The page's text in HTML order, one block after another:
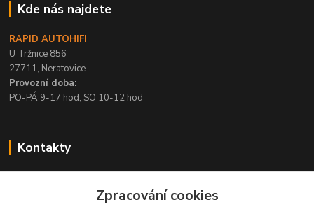
Kde nás najdete
RAPID AUTOHIFI
U Tržnice 856
27711, Neratovice
Provozní doba:
PO-PÁ 9-17 hod, SO 10-12 hod
Kontakty
PO-PÁ / 9-17 hod, SO 10-12 hodZpracování cookies